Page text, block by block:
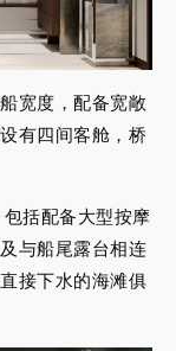
宽度，配备宽敞
有四间客舱，桥
括配备大型按摩
与船尾露台相连
接下水的海滩俱